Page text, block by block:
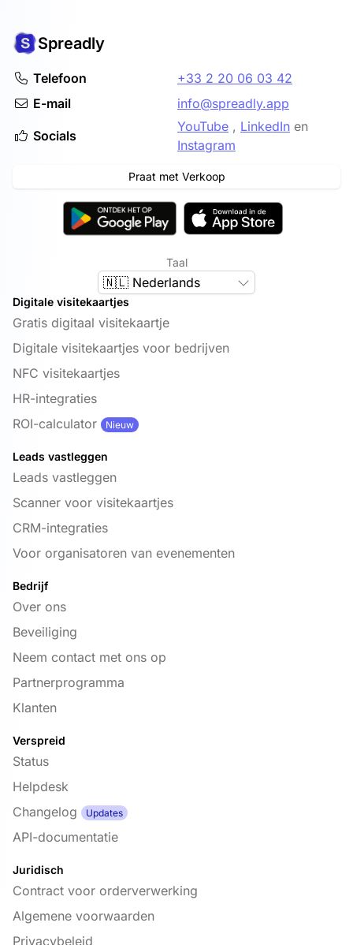
Spreadly
Telefoon
+33 2 20 06 03 42
E-mail
info@spreadly.app
Socials
YouTube , LinkedIn en
Instagram
Praat met Verkoop
Taal
🇳🇱 Nederlands
Digitale visitekaartjes
Gratis digitaal visitekaartje
Digitale visitekaartjes voor bedrijven
NFC visitekaartjes
HR-integraties
ROI-calculator
Nieuw
Leads vastleggen
Leads vastleggen
Scanner voor visitekaartjes
CRM-integraties
Voor organisatoren van evenementen
Bedrijf
Over ons
Beveiliging
Neem contact met ons op
Partnerprogramma
Klanten
Verspreid
Status
Helpdesk
Changelog
Updates
API-documentatie
Juridisch
Contract voor orderverwerking
Algemene voorwaarden
Privacybeleid